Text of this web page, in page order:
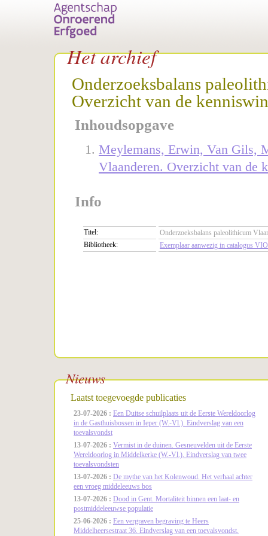
Het archief
Onderzoeksbalans
Overzicht van de
Inhoudsopgave
Meylemans, Erwin, Van Gils,
Vlaanderen. Overzicht van de
Info
Titel:
Onderzoeksbalans paleolithicum
Bibliotheek:
Exemplaar aanwezig in catalogus
Nieuws
Laatst toegevoegde publicaties
23-07-2026 : Een Duitse schuilplaats uit de Eerste Wereldoorlog
in de Gasthuisbossen in Ieper (W.-Vl.). Eindverslag van een
toevalsvondst
13-07-2026 : Vermist in de duinen. Gesneuvelden uit de Eerste
Wereldoorlog in Middelkerke (W.-Vl.). Eindverslag van twee
toevalsvondsten
13-07-2026 : De mythe van het Kolenwoud. Het verhaal achter
een vroeg middeleeuws bos
13-07-2026 : Dood in Gent. Mortaliteit binnen een laat- en
postmiddeleeuwse populatie
25-06-2026 : Een vergraven begraving te Heers
Middelheersestraat 36. Eindverslag van een toevalsvondst.